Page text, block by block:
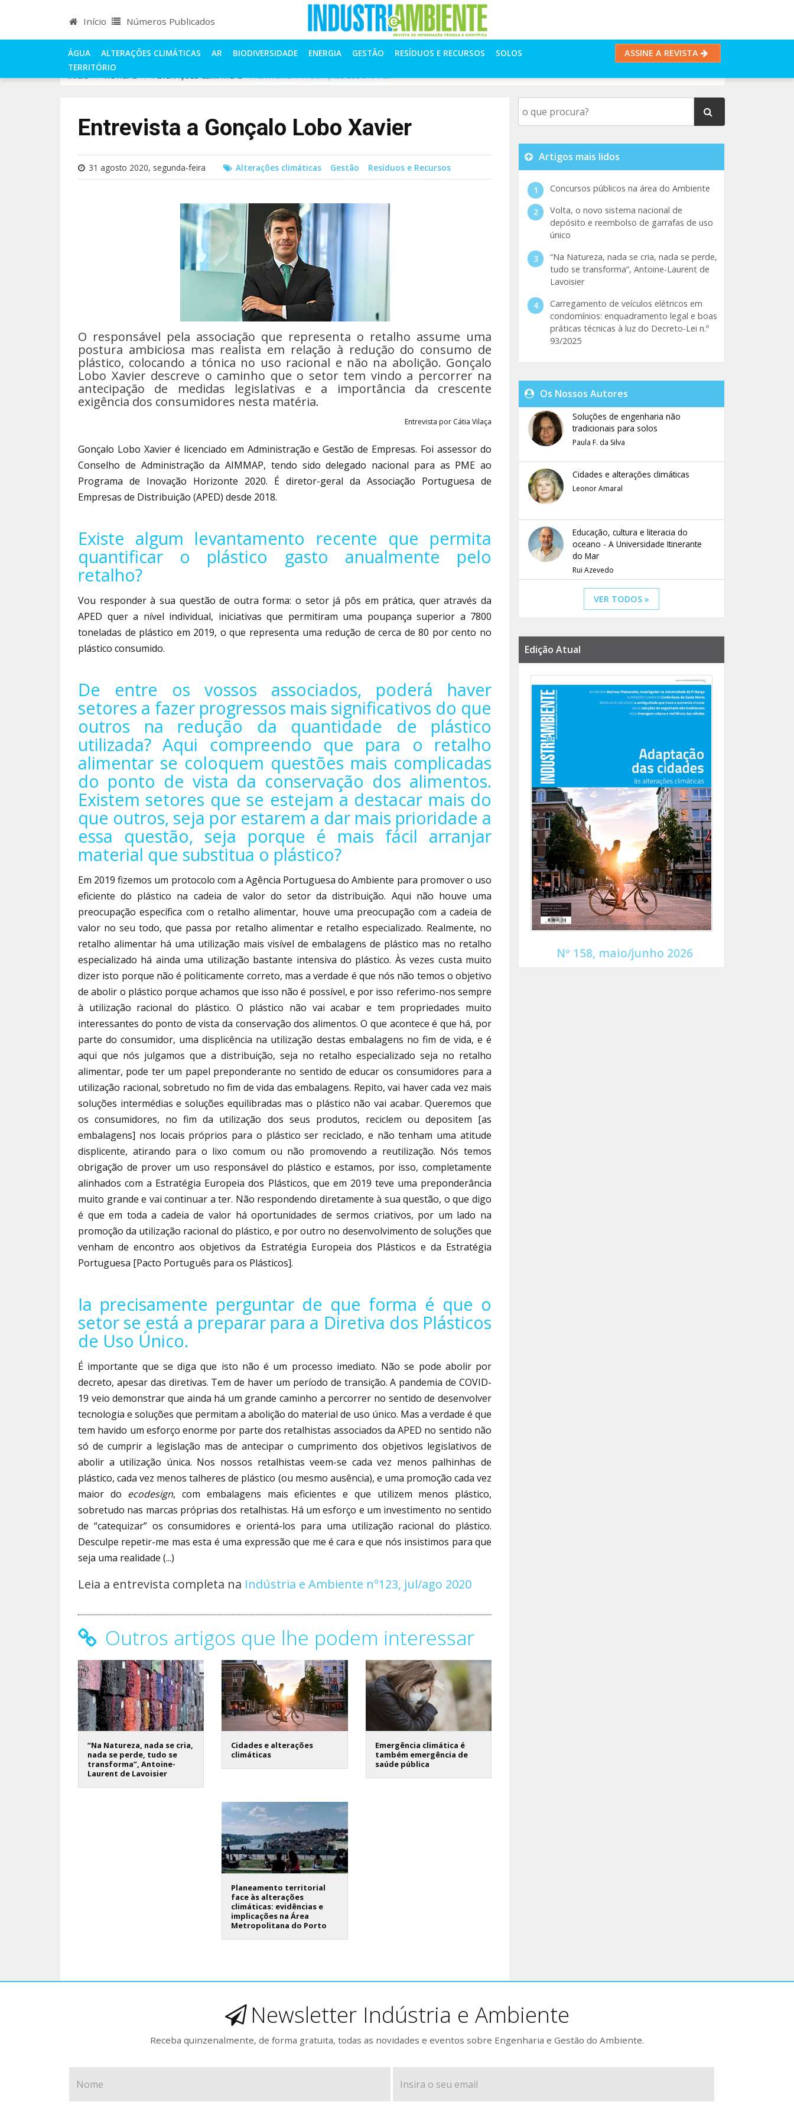
Início Números Publicados
ÁGUA ALTERAÇÕES CLIMÁTICAS AR BIODIVERSIDADE ENERGIA GESTÃO RESÍDUOS E RECURSOS
SOLOS
TERRITÓRIO
ASSINE A REVISTA
INÍCIO NOTÍCIAS ALTERAÇÕES CLIMÁTICAS ENTREVISTA A GONÇALO LOBO XAVIER
Entrevista a Gonçalo Lobo Xavier
31 agosto 2020, segunda-feira Alterações climáticas Gestão Resíduos e Recursos
O responsável pela associação que representa o retalho assume uma
postura ambiciosa mas realista em relação à redução do consumo de
plástico, colocando a tónica no uso racional e não na abolição. Gonçalo
Lobo Xavier descreve o caminho que o setor tem vindo a percorrer na
antecipação de medidas legislativas e a importância da crescente
exigência dos consumidores nesta matéria.
Entrevista por Cátia Vilaça
Gonçalo Lobo Xavier é licenciado em Administração e Gestão de Empresas. Foi assessor do
Conselho de Administração da AIMMAP, tendo sido delegado nacional para as PME ao
Programa de Inovação Horizonte 2020. É diretor-geral da Associação Portuguesa de
Empresas de Distribuição (APED) desde 2018.
Existe algum levantamento recente que permita
quantificar o plástico gasto anualmente pelo
retalho?
Vou responder à sua questão de outra forma: o setor já pôs em prática, quer através da
APED quer a nível individual, iniciativas que permitiram uma poupança superior a 7800
toneladas de plástico em 2019, o que representa uma redução de cerca de 80 por cento no
plástico consumido.
De entre os vossos associados, poderá haver
setores a fazer progressos mais significativos do que
outros na redução da quantidade de plástico
utilizada? Aqui compreendo que para o retalho
alimentar se coloquem questões mais complicadas
do ponto de vista da conservação dos alimentos.
Existem setores que se estejam a destacar mais do
que outros, seja por estarem a dar mais prioridade a
essa questão, seja porque é mais fácil arranjar
material que substitua o plástico?
Em 2019 fizemos um protocolo com a Agência Portuguesa do Ambiente para promover o uso
eficiente do plástico na cadeia de valor do setor da distribuição. Aqui não houve uma
preocupação específica com o retalho alimentar, houve uma preocupação com a cadeia de
valor no seu todo, que passa por retalho alimentar e retalho especializado. Realmente, no
retalho alimentar há uma utilização mais visível de embalagens de plástico mas no retalho
especializado há ainda uma utilização bastante intensiva do plástico. Às vezes custa muito
dizer isto porque não é politicamente correto, mas a verdade é que nós não temos o objetivo
de abolir o plástico porque achamos que isso não é possível, e por isso referimo-nos sempre
à utilização racional do plástico. O plástico não vai acabar e tem propriedades muito
interessantes do ponto de vista da conservação dos alimentos. O que acontece é que há, por
parte do consumidor, uma displicência na utilização destas embalagens no fim de vida, e é
aqui que nós julgamos que a distribuição, seja no retalho especializado seja no retalho
alimentar, pode ter um papel preponderante no sentido de educar os consumidores para a
utilização racional, sobretudo no fim de vida das embalagens. Repito, vai haver cada vez mais
soluções intermédias e soluções equilibradas mas o plástico não vai acabar. Queremos que
os consumidores, no fim da utilização dos seus produtos, reciclem ou depositem [as
embalagens] nos locais próprios para o plástico ser reciclado, e não tenham uma atitude
displicente, atirando para o lixo comum ou não promovendo a reutilização. Nós temos
obrigação de prover um uso responsável do plástico e estamos, por isso, completamente
alinhados com a Estratégia Europeia dos Plásticos, que em 2019 teve uma preponderância
muito grande e vai continuar a ter. Não respondendo diretamente à sua questão, o que digo
é que em toda a cadeia de valor há oportunidades de sermos criativos, por um lado na
promoção da utilização racional do plástico, e por outro no desenvolvimento de soluções que
venham de encontro aos objetivos da Estratégia Europeia dos Plásticos e da Estratégia
Portuguesa [Pacto Português para os Plásticos].
Ia precisamente perguntar de que forma é que o
setor se está a preparar para a Diretiva dos Plásticos
de Uso Único.
É importante que se diga que isto não é um processo imediato. Não se pode abolir por
decreto, apesar das diretivas. Tem de haver um período de transição. A pandemia de COVID-
19 veio demonstrar que ainda há um grande caminho a percorrer no sentido de desenvolver
tecnologia e soluções que permitam a abolição do material de uso único. Mas a verdade é que
tem havido um esforço enorme por parte dos retalhistas associados da APED no sentido não
só de cumprir a legislação mas de antecipar o cumprimento dos objetivos legislativos de
abolir a utilização única. Nos nossos retalhistas veem-se cada vez menos palhinhas de
plástico, cada vez menos talheres de plástico (ou mesmo ausência), e uma promoção cada vez
maior do ecodesign, com embalagens mais eficientes e que utilizem menos plástico,
sobretudo nas marcas próprias dos retalhistas. Há um esforço e um investimento no sentido
de “catequizar” os consumidores e orientá-los para uma utilização racional do plástico.
Desculpe repetir-me mas esta é uma expressão que me é cara e que nós insistimos para que
seja uma realidade (...)
Leia a entrevista completa na Indústria e Ambiente nº123, jul/ago 2020
Outros artigos que lhe podem interessar
“Na Natureza, nada se cria,
nada se perde, tudo se
transforma”, Antoine-
Laurent de Lavoisier
Cidades e alterações
climáticas
Emergência climática é
também emergência de
saúde pública
Planeamento territorial
face às alterações
climáticas: evidências e
implicações na Área
Metropolitana do Porto
Artigos mais lidos
Concursos públicos na área do Ambiente
Volta, o novo sistema nacional de
depósito e reembolso de garrafas de uso
único
“Na Natureza, nada se cria, nada se perde,
tudo se transforma”, Antoine-Laurent de
Lavoisier
Carregamento de veículos elétricos em
condomínios: enquadramento legal e boas
práticas técnicas à luz do Decreto-Lei n.º
93/2025
Os Nossos Autores
Soluções de engenharia não
tradicionais para solos
Paula F. da Silva
Cidades e alterações climáticas
Leonor Amaral
Educação, cultura e literacia do
oceano - A Universidade Itinerante
do Mar
Rui Azevedo
VER TODOS »
Edição Atual
Nº 158, maio/junho 2026
Newsletter Indústria e Ambiente
Receba quinzenalmente, de forma gratuita, todas as novidades e eventos sobre Engenharia e Gestão do Ambiente.